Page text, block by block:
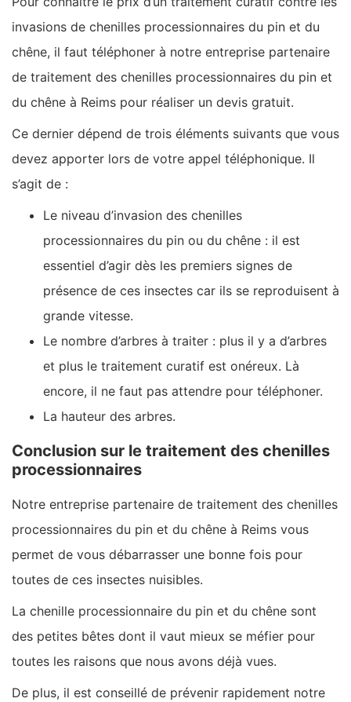
invasions de chenilles processionnaires du pin et du
chêne, il faut téléphoner à notre entreprise partenaire
de traitement des chenilles processionnaires du pin et
du chêne à Reims pour réaliser un devis gratuit.
Ce dernier dépend de trois éléments suivants que vous
devez apporter lors de votre appel téléphonique. Il
s’agit de :
Le niveau d’invasion des chenilles
processionnaires du pin ou du chêne : il est
essentiel d’agir dès les premiers signes de
présence de ces insectes car ils se reproduisent à
grande vitesse.
Le nombre d’arbres à traiter : plus il y a d’arbres
et plus le traitement curatif est onéreux. Là
encore, il ne faut pas attendre pour téléphoner.
La hauteur des arbres.
Conclusion sur le traitement des chenilles
processionnaires
Notre entreprise partenaire de traitement des chenilles
processionnaires du pin et du chêne à Reims vous
permet de vous débarrasser une bonne fois pour
toutes de ces insectes nuisibles.
La chenille processionnaire du pin et du chêne sont
des petites bêtes dont il vaut mieux se méfier pour
toutes les raisons que nous avons déjà vues.
De plus, il est conseillé de prévenir rapidement notre